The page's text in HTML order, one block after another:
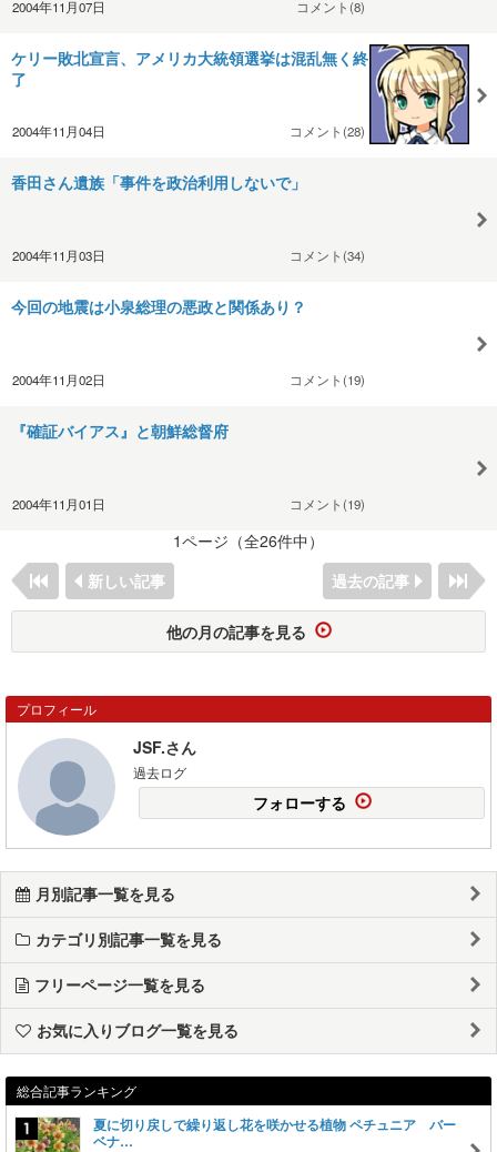
2004年11月07日 コメント(8)
ケリー敗北宣言、アメリカ大統領選挙は混乱無く終
了
2004年11月04日 コメント(28)
香田さん遺族「事件を政治利用しないで」
2004年11月03日 コメント(34)
今回の地震は小泉総理の悪政と関係あり？
2004年11月02日 コメント(19)
『確証バイアス』と朝鮮総督府
2004年11月01日 コメント(19)
1ページ（全26件中）
新しい記事
過去の記事
他の月の記事を見る
プロフィール
JSF.さん
過去ログ
フォローする
月別記事一覧を見る
カテゴリ別記事一覧を見る
フリーページ一覧を見る
お気に入りブログ一覧を見る
総合記事ランキング
夏に切り戻しで繰り返し花を咲かせる植物 ペチュニア バー
ベナ…